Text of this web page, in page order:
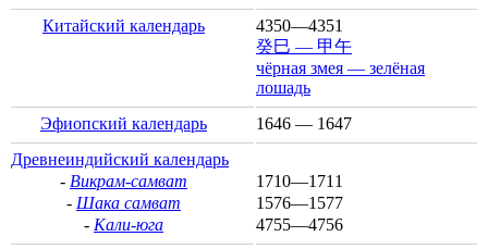
Китайский календарь
4350—4351
癸巳 — 甲午
чёрная змея — зелёная
лошадь
Эфиопский календарь
1646 — 1647
Древнеиндийский календарь
- Викрам-самват
1710—1711
- Шака самват
1576—1577
- Кали-юга
4755—4756